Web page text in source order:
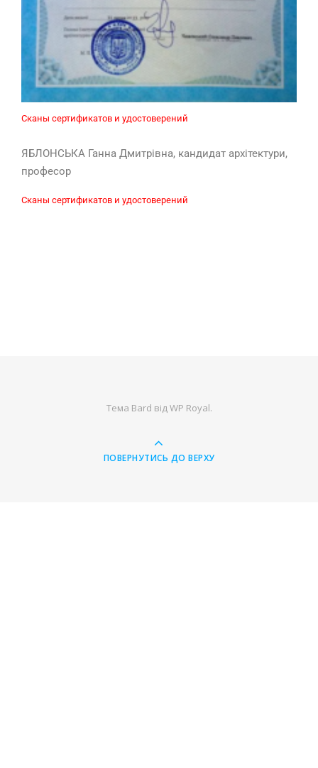
Сканы сертификатов и удостоверений
ЯБЛОНСЬКА Ганна Дмитрівна, кандидат архітектури,
професор
Сканы сертификатов и удостоверений
Тема Bard відWP Royal.
ПОВЕРНУТИСЬ ДО ВЕРХУ